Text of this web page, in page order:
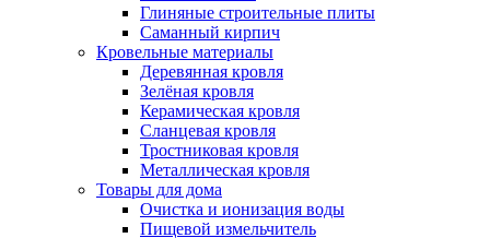
Глиняные строительные плиты
Саманный кирпич
Кровельные материалы
Деревянная кровля
Зелёная кровля
Керамическая кровля
Сланцевая кровля
Тростниковая кровля
Металлическая кровля
Товары для дома
Очистка и ионизация воды
Пищевой измельчитель